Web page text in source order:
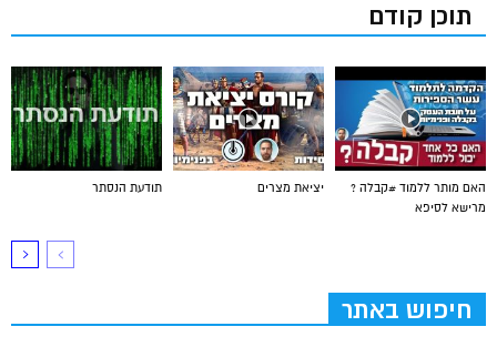
תוכן קודם
תודעת הנסתר יציאת מצרים
האם מותר ללמוד #קבלה ?
מרישא לסיפא
חיפוש באתר